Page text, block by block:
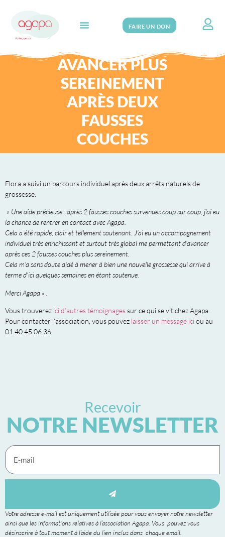
FAIRE UN DON
AVANCER PLUS
SEREINEMENT
APRÈS DEUX
FAUSSES
COUCHES
Flora a suivi un parcours individuel après deux arrêts naturels de
grossesse.
» Une aide précieuse : après 2 fausses couches survenues coup sur coup, j’ai eu
la chance de rentrer en contact avec Agapa.
Cela a été rapide, clair et tellement soutenant. J’ai eu un accompagnement
individuel très enrichissant et surtout très global me permettant d’avancer
après ces 2 fausses couches plus sereinement.
Cela m’a sans doute aidé à mener à bien une nouvelle grossesse qui arrive à
terme d’ici quelques semaines en étant soutenue.
Merci Agapa « .
Vous trouverez ici d’autres témoignagessur ce qui se vit chez Agapa.
Pour contacter l’association, vous pouvez laisser un message iciou au
01 40 45 06 36
Recevoir
NOTRE NEWSLETTER
Votre adresse e-mail est uniquement utilisée pour vous envoyer notre newsletter
ainsi que les informations relatives à l’association Agapa. Vous pouvez vous
désinscrire à tout moment à l’aide du lien inclus dans chaque email.